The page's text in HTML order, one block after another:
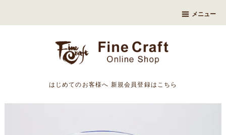
メニュー
はじめてのお客様へ 新規会員登録はこちら